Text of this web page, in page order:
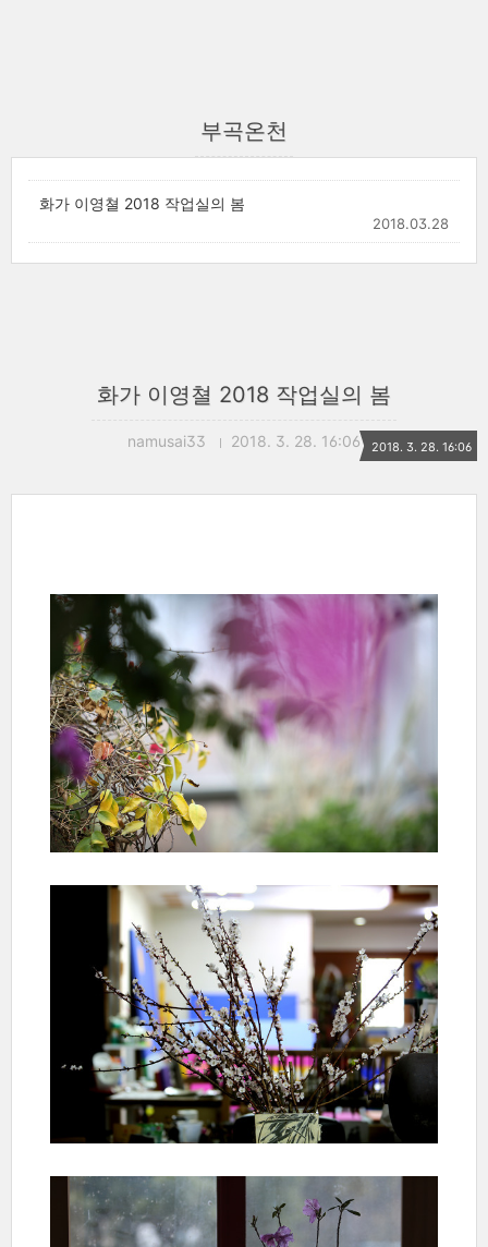
부곡온천
화가 이영쳘 2018 작업실의 봄
2018.03.28
화가 이영쳘 2018 작업실의 봄
namusai33 2018. 3. 28. 16:06 2018. 3. 28. 16:06